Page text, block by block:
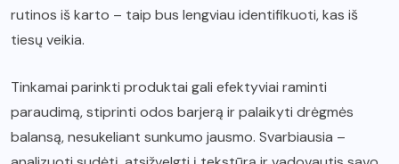
rutinos iš karto – taip bus lengviau identifikuoti, kas iš
tiesų veikia.
Tinkamai parinkti produktai gali efektyviai raminti
paraudimą, stiprinti odos barjerą ir palaikyti drėgmės
balansą, nesukeliant sunkumo jausmo. Svarbiausia –